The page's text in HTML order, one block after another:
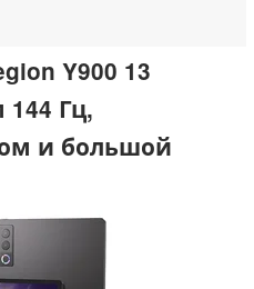
Y900 13
Гц,
и большой